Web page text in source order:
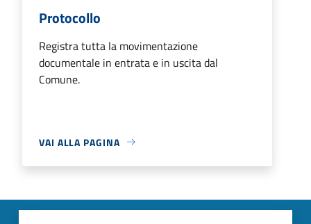
Protocollo
Registra tutta la movimentazione
documentale in entrata e in uscita dal
Comune.
VAI ALLA PAGINA